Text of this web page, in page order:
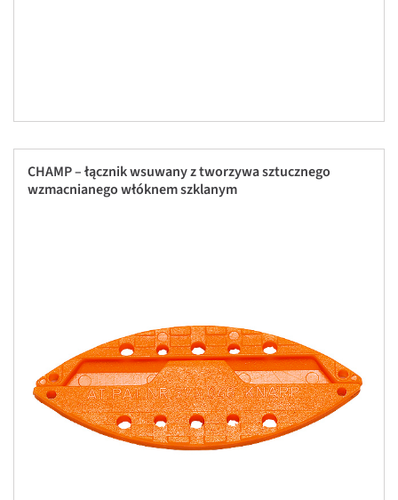
CHAMP – łącznik wsuwany z tworzywa sztucznego
wzmacnianego włóknem szklanym